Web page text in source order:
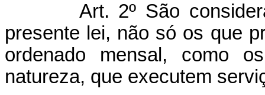
Art. 2º São
presente lei, não só os que
ordenado mensal, como
natureza, que executem